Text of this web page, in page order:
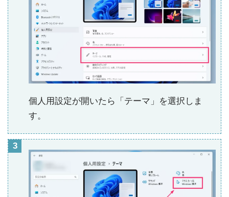
個人用設定が開いたら「テーマ」を選択しま
す。